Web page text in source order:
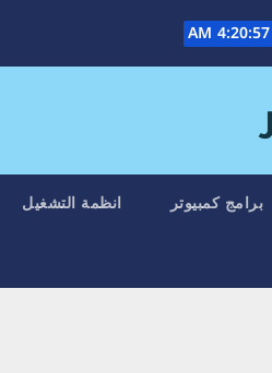
4:20:59 AM
برامج كمبيوتر انظمة التشغيل